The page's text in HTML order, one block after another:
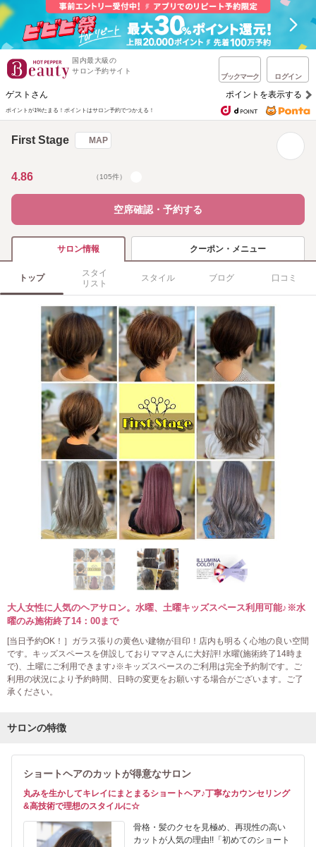
国内最大級の
サロン予約サイト
ブックマーク ログイン
ゲストさん ポイントを表示する
ポイントが1%たまる！ ポイントはサロン予約でつかえる！
First Stage MAP
4.86 （105件）
空席確認・予約する
サロン情報 クーポン・メニュー
トップ
スタイ
リスト
スタイル ブログ 口コミ
大人女性に人気のヘアサロン。水曜、土曜キッズスペース利用可能♪※水
曜のみ施術終了14：00まで
[当日予約OK！］ガラス張りの黄色い建物が目印！店内も明るく心地の良い空間
です。キッズスペースを併設しておりママさんに大好評! 水曜(施術終了14時ま
で)、土曜にご利用できます♪※キッズスペースのご利用は完全予約制です。ご
利用の状況により予約時間、日時の変更をお願いする場合がございます。ご了
承ください。
サロンの特徴
ショートヘアのカットが得意なサロン
丸みを生かしてキレイにまとまるショートヘア♪丁寧なカウンセリング
&高技術で理想のスタイルに☆
骨格・髪のクセを見極め、再現性の高い
カットが人気の理由!!「初めてのショート